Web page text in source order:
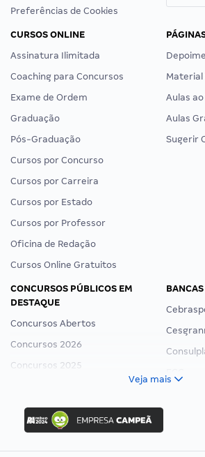
Preferências de Cookies
CURSOS ONLINE
Assinatura Ilimitada
Coaching para Concursos
Exame de Ordem
Graduação
Pós-Graduação
Cursos por Concurso
Cursos por Carreira
Cursos por Estado
Cursos por Professor
Oficina de Redação
Cursos Online Gratuitos
Material
Aulas
Aulas
Sugerir
CONCURSOS PÚBLICOS EM
DESTAQUE
Concursos Abertos
Concursos 2026
Concursos 2025
Concurso Ibama
Concurso MPU
Editais publicados
Veja mais